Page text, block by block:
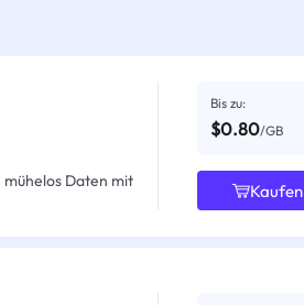
Daten mit
Bis zu:
$0.80/GB
Kaufen